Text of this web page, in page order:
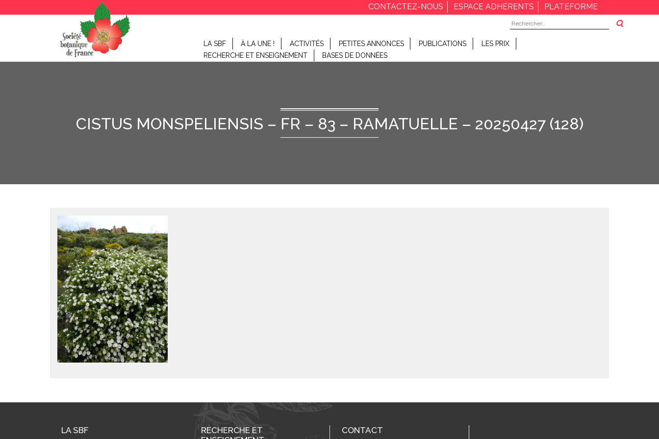
CONTACTEZ-NOUS ESPACE ADHÉRENTS
PLATEFORME
Rechercher :
LA SBF À LA UNE ! ACTIVITÉS PETITES ANNONCES PUBLICATIONS
LES PRIX
RECHERCHE ET ENSEIGNEMENT
BASES DE DONNÉES
CISTUS MONSPELIENSIS – FR – 83 – RAMATUELLE – 20250427 (128)
LA SBF
RECHERCHE ET
CONTACT